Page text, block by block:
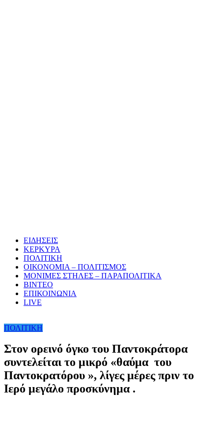
ΕΙΔΗΣΕΙΣ
ΚΕΡΚΥΡΑ
ΠΟΛΙΤΙΚΗ
ΟΙΚΟΝΟΜΙΑ – ΠΟΛΙΤΙΣΜΟΣ
ΜΟΝΙΜΕΣ ΣΤΗΛΕΣ – ΠΑΡΑΠΟΛΙΤΙΚΑ
ΒΙΝΤΕΟ
ΕΠΙΚΟΙΝΩΝΙΑ
LIVE
ΠΟΛΙΤΙΚΗ
Στον ορεινό όγκο του Παντοκράτορα
συντελείται το μικρό «θαύμα του
Παντοκρατόρου », λίγες μέρες πριν το
Ιερό μεγάλο προσκύνημα .